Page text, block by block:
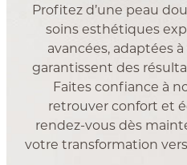
Profitez d’une peau
soins esthétiques
avancées, adaptées
garantissent des
Faites confiance à
retrouver confort et
rendez-vous dès
votre transformation